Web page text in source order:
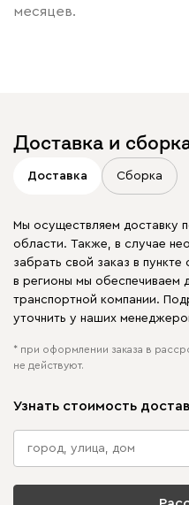
месяцев.
Доставка и
Доставка Сборка
Мы осуществляем доставку
области. Также, в случае
забрать свой заказ в
в регионы мы обеспечиваем
транспортной компании.
уточнить у наших
* при оформлении заказа в
не действуют.
Узнать стоимость